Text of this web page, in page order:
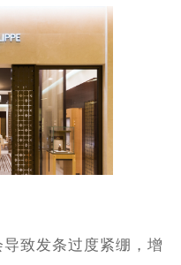
致发条过度紧绷，增